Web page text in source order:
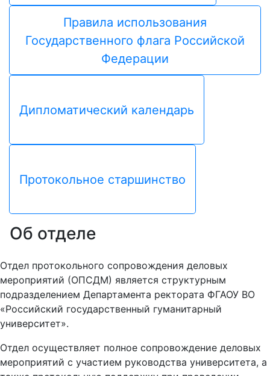
Правила использования
Государственного флага Российской
Федерации
Дипломатический календарь
Протокольное старшинство
Об отделе
Отдел протокольного сопровождения деловых
мероприятий (ОПСДМ) является структурным
подразделением Департамента ректората ФГАОУ ВО
«Российский государственный гуманитарный
университет».
Отдел осуществляет полное сопровождение деловых
мероприятий с участием руководства университета, а